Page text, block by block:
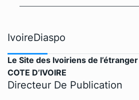
IvoireDiaspo
Le Site des Ivoiriens de
COTE D’IVOIRE
Directeur De Publication